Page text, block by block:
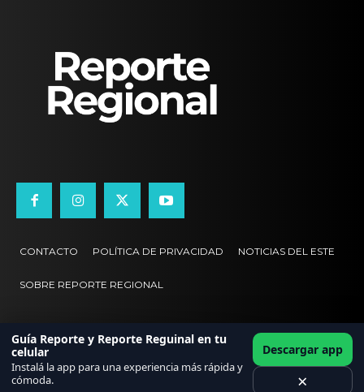
CONTACTO POLÍTICA DE PRIVACIDAD NOTICIAS DEL ESTE
SOBRE REPORTE REGIONAL
Guía Reporte y Reporte Reguinal en tu
celular
Instalá la app para una experiencia más rápida y
cómoda.
Descargar app
×